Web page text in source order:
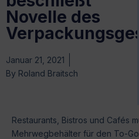
Novelle des
Januar 21, 2021
By Roland Braitsch
Restaurants, Bistros und Cafés
Mehrwegbehälter für den To-